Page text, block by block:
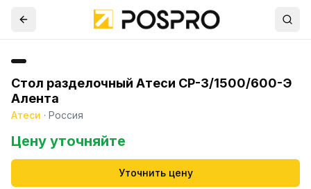
Стол разделочный Атеси СР-3/1500/600-Э
Алента
Атеси · Россия
Цену уточняйте
Уточнить цену